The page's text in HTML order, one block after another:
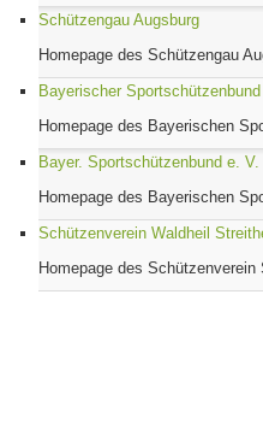
Schützengau Augsburg
Homepage des Schützengau
Bayerischer Sportschützenbund
Homepage des Bayerischen
Bayer. Sportschützenbund e.
Homepage des Bayerischen
Schützenverein Waldheil
Homepage des